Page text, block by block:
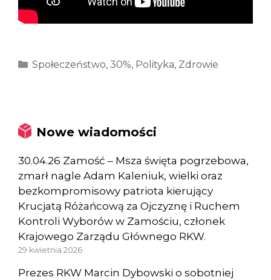
Kategorie
Społeczeństwo, 30%, Polityka, Zdrowie
Nowe wiadomości
30.04.26 Zamość – Msza święta pogrzebowa,
zmarł nagle Adam Kaleniuk, wielki oraz
bezkompromisowy patriota kierujący
Krucjatą Różańcową za Ojczyznę i Ruchem
Kontroli Wyborów w Zamościu, członek
Krajowego Zarządu Głównego RKW.
29 kwietnia 2026
Prezes RKW Marcin Dybowski o sobotniej